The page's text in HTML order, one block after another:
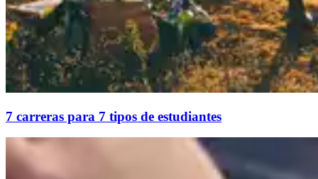
7 carreras para 7 tipos de estudiantes